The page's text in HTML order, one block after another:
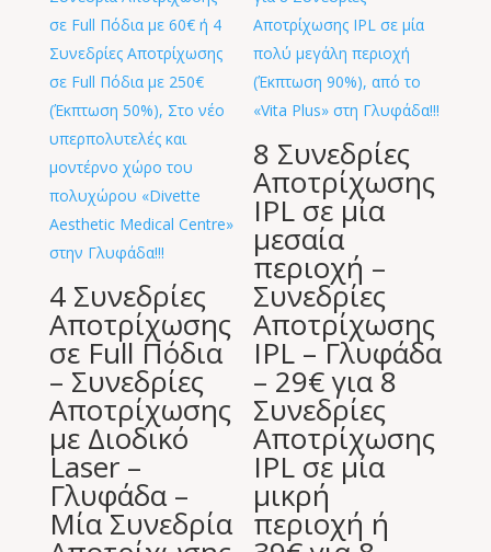
4 Συνεδρίες
Αποτρίχωσης
σε Full Πόδια
– Συνεδρίες
Αποτρίχωσης
με Διοδικό
Laser –
Γλυφάδα –
Μία Συνεδρία
8 Συνεδρίες
Αποτρίχωσης
IPL σε μία
μεσαία
περιοχή –
Συνεδρίες
Αποτρίχωσης
IPL – Γλυφάδα
– 29€ για 8
Συνεδρίες
Αποτρίχωσης
IPL σε μία
μικρή
περιοχή ή